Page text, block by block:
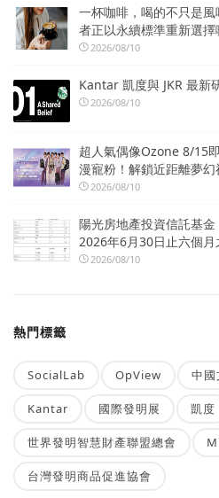
一杯咖啡，喝的不只是
者正以永續標準重新選擇
2026/08/10
Kantar 凱度與 JKR 最新
2026/08/10
超人氣偶像Ozone 8/15
漫寵粉！解鎖近距離夢幻
2026/08/10
陽光房地產投資信託基
2026年6月30日止六個
2026/08/10
熱門標籤
SocialLab OpView 中國
Kantar 國際發明展 凱度
世界發明智慧財產聯盟總會
台灣發明商品促進協會